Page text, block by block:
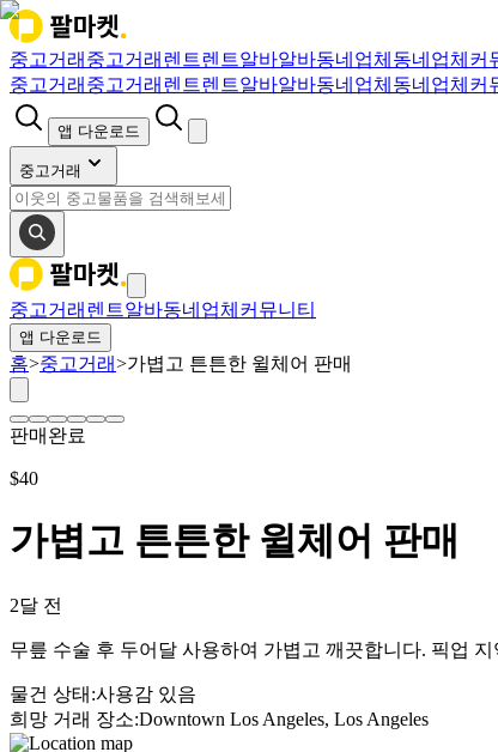
중고거래 중고거래 렌트렌트알바알바동네업체 동네업체 커
중고거래 중고거래 렌트렌트알바알바동네업체 동네업체 커
앱 다운로드
중고거래
중고거래 렌트알바동네업체 커뮤니티
앱 다운로드
홈>중고거래>가볍고 튼튼한 윌체어 판매
판매완료
$40
가볍고 튼튼한 윌체어 판매
2달 전
무릎 수술 후 두어달 사용하여 가볍고 깨끗합니다. 픽업
물건 상태 :사용감 있음
희망 거래 장소:Downtown Los Angeles, Los Angeles